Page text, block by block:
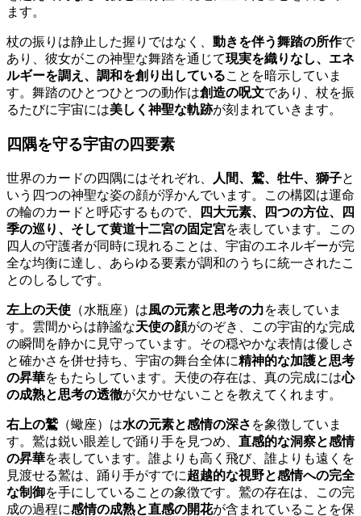
ます。
杖の振りは静止した握りではなく、 動きを伴う舞踏の所作で
あり、彼女がこの神聖な舞踏を通じて現実を織りなし、エネ
ルギーを調え、調和を創り出していることを暗示していま
す。舞踏のひとつひとつの動作は創造の呪文であり、杖を振
るたびに宇宙には美しく神聖な軌跡が刻まれていきます。
四隅を守る宇宙の四要素
世界のカードの四隅にはそれぞれ、 人間、鷲、牡牛、獅子と
いう四つの神聖な姿の顔が浮かんでいます。この構図は運命
の輪のカードと呼応するもので、
四大元素、四つの方位、四
季の巡り、そして黄道十二宮の固定宮を表しています。この
四人の守護者が同時に現れることは、宇宙のエネルギーが完
全な均衡に達し、あらゆる要素が調和のうちに統一されたこ
とのしるしです。
左上の天使 （水瓶座）は風の元素と思考の力を表していま
す。雲間からは静謐な天使の顔がのぞき、この宇宙的な完成
の瞬間を静かに見守っています。その穏やかな表情は優しさ
と確かさを併せ持ち、宇宙の舞台全体に精神的な加護と思考
の昇華をもたらしています。天使の存在は、真の完成には心
の成熟と思考の透徹が欠かせないことを教えてくれます。
右上の鷲（蠍座）は水の元素と感情の深さ を象徴していま
す。鷲は鋭い眼差しで踊り手を見つめ、 直感的な洞察と感情
の昇華を表しています。誰よりも高く飛び、誰よりも遠くを
見渡せる鷲は、踊り手がすでに超越的な視野と感情への完全
な制御を手にしていることの象徴です。鷲の存在は、この完
成の過程に感情の成熟と直感の開花が含まれていることを保